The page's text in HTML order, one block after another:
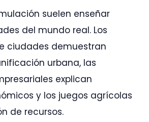
suelen enseñar
del mundo real. Los
ciudades demuestran
urbana, las
explican
y los juegos agrícolas
de recursos.